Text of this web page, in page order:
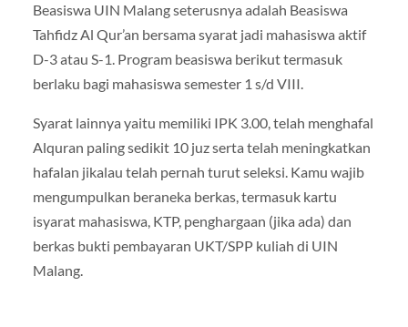
Beasiswa UIN Malang seterusnya adalah Beasiswa
Tahfidz Al Qur’an bersama syarat jadi mahasiswa aktif
D-3 atau S-1. Program beasiswa berikut termasuk
berlaku bagi mahasiswa semester 1 s/d VIII.
Syarat lainnya yaitu memiliki IPK 3.00, telah menghafal
Alquran paling sedikit 10 juz serta telah meningkatkan
hafalan jikalau telah pernah turut seleksi. Kamu wajib
mengumpulkan beraneka berkas, termasuk kartu
isyarat mahasiswa, KTP, penghargaan (jika ada) dan
berkas bukti pembayaran UKT/SPP kuliah di UIN
Malang.